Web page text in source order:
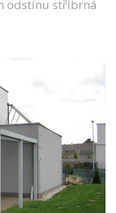
odstínu stříbrná